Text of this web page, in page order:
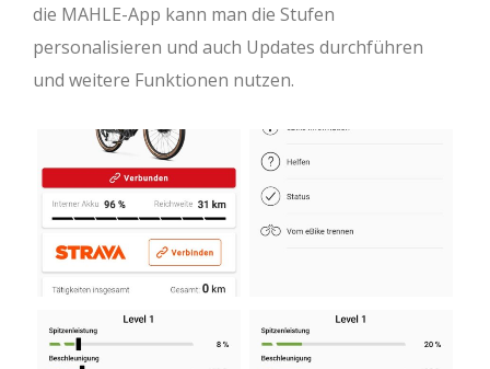
die MAHLE-App kann man die Stufen
personalisieren und auch Updates durchführen
und weitere Funktionen nutzen.